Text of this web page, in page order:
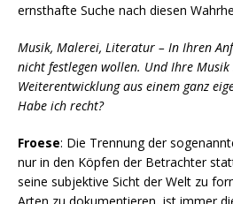
ernsthafte Suche nach diesen
Musik, Malerei, Literatur – In Ihren
nicht festlegen wollen. Und Ihre Musik
Weiterentwicklung aus einem ganz
Habe ich recht?
Froese: Die Trennung der
nur in den Köpfen der Betrachter
seine subjektive Sicht der Welt zu